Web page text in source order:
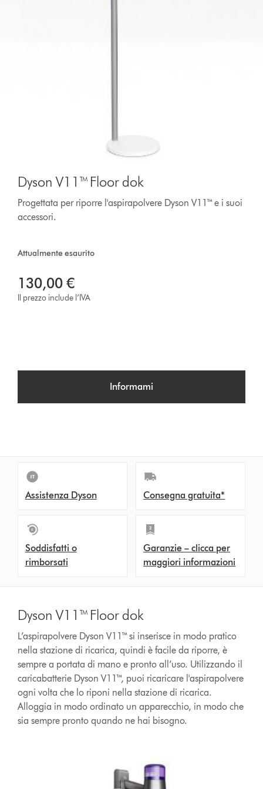
Dyson V11™ Floor dok
Progettata per riporre l'aspirapolvere Dyson V11™ e i suoi
accessori.
Attualmente esaurito
130,00 €
Il prezzo include l’IVA
Informami
Assistenza Dyson Consegna gratuita*
Soddisfatti o
rimborsati
Garanzie – clicca per
maggiori informazioni
Dyson V11™ Floor dok
L’aspirapolvere Dyson V11™ si inserisce in modo pratico
nella stazione di ricarica, quindi è facile da riporre, è
sempre a portata di mano e pronto all’uso. Utilizzando il
caricabatterie Dyson V11™, puoi ricaricare l'aspirapolvere
ogni volta che lo riponi nella stazione di ricarica.
Alloggia in modo ordinato un apparecchio, in modo che
sia sempre pronto quando ne hai bisogno.